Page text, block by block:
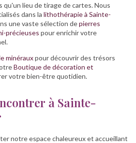
lieu de tirage de cartes. Nous
dans la lithothérapie à Sainte-
une vaste sélection depierres
précieuses pour enrichir votre
minérauxpour découvrir des trésors
Boutique de décoration et
votre bien-être quotidien.
à Sainte-
notre espace chaleureux et accueillant